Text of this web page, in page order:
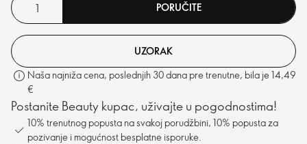
PORUČITE
UZORAK
Naša najniža cena, poslednjih 30 dana pre trenutne, bila je 14,49
€
Postanite Beauty kupac, uživajte u pogodnostima!
10% trenutnog popusta na svakoj porudžbini, 10% popusta za
pozivanje i mogućnost besplatne isporuke.